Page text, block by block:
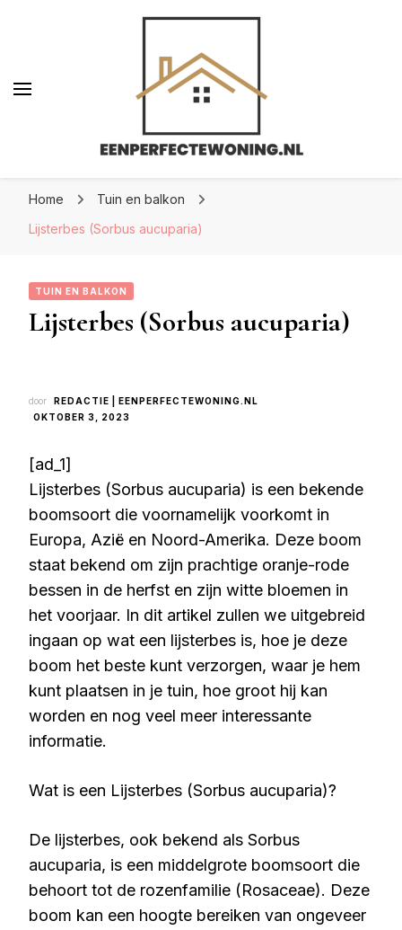
Home
Tuin en balkon
Lijsterbes (Sorbus aucuparia)
TUIN EN BALKON
Lijsterbes (Sorbus aucuparia)
door
REDACTIE | EENPERFECTEWONING.NL
OKTOBER 3, 2023
[ad_1]
Lijsterbes (Sorbus aucuparia) is een bekende
boomsoort die voornamelijk voorkomt in
Europa, Azië en Noord-Amerika. Deze boom
staat bekend om zijn prachtige oranje-rode
bessen in de herfst en zijn witte bloemen in
het voorjaar. In dit artikel zullen we uitgebreid
ingaan op wat een lijsterbes is, hoe je deze
boom het beste kunt verzorgen, waar je hem
kunt plaatsen in je tuin, hoe groot hij kan
worden en nog veel meer interessante
informatie.
Wat is een Lijsterbes (Sorbus aucuparia)?
De lijsterbes, ook bekend als Sorbus
aucuparia, is een middelgrote boomsoort die
behoort tot de rozenfamilie (Rosaceae). Deze
boom kan een hoogte bereiken van ongeveer